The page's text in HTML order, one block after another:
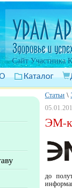
Cайт Участника
Каталог
Статьи \
ЭМ-
до